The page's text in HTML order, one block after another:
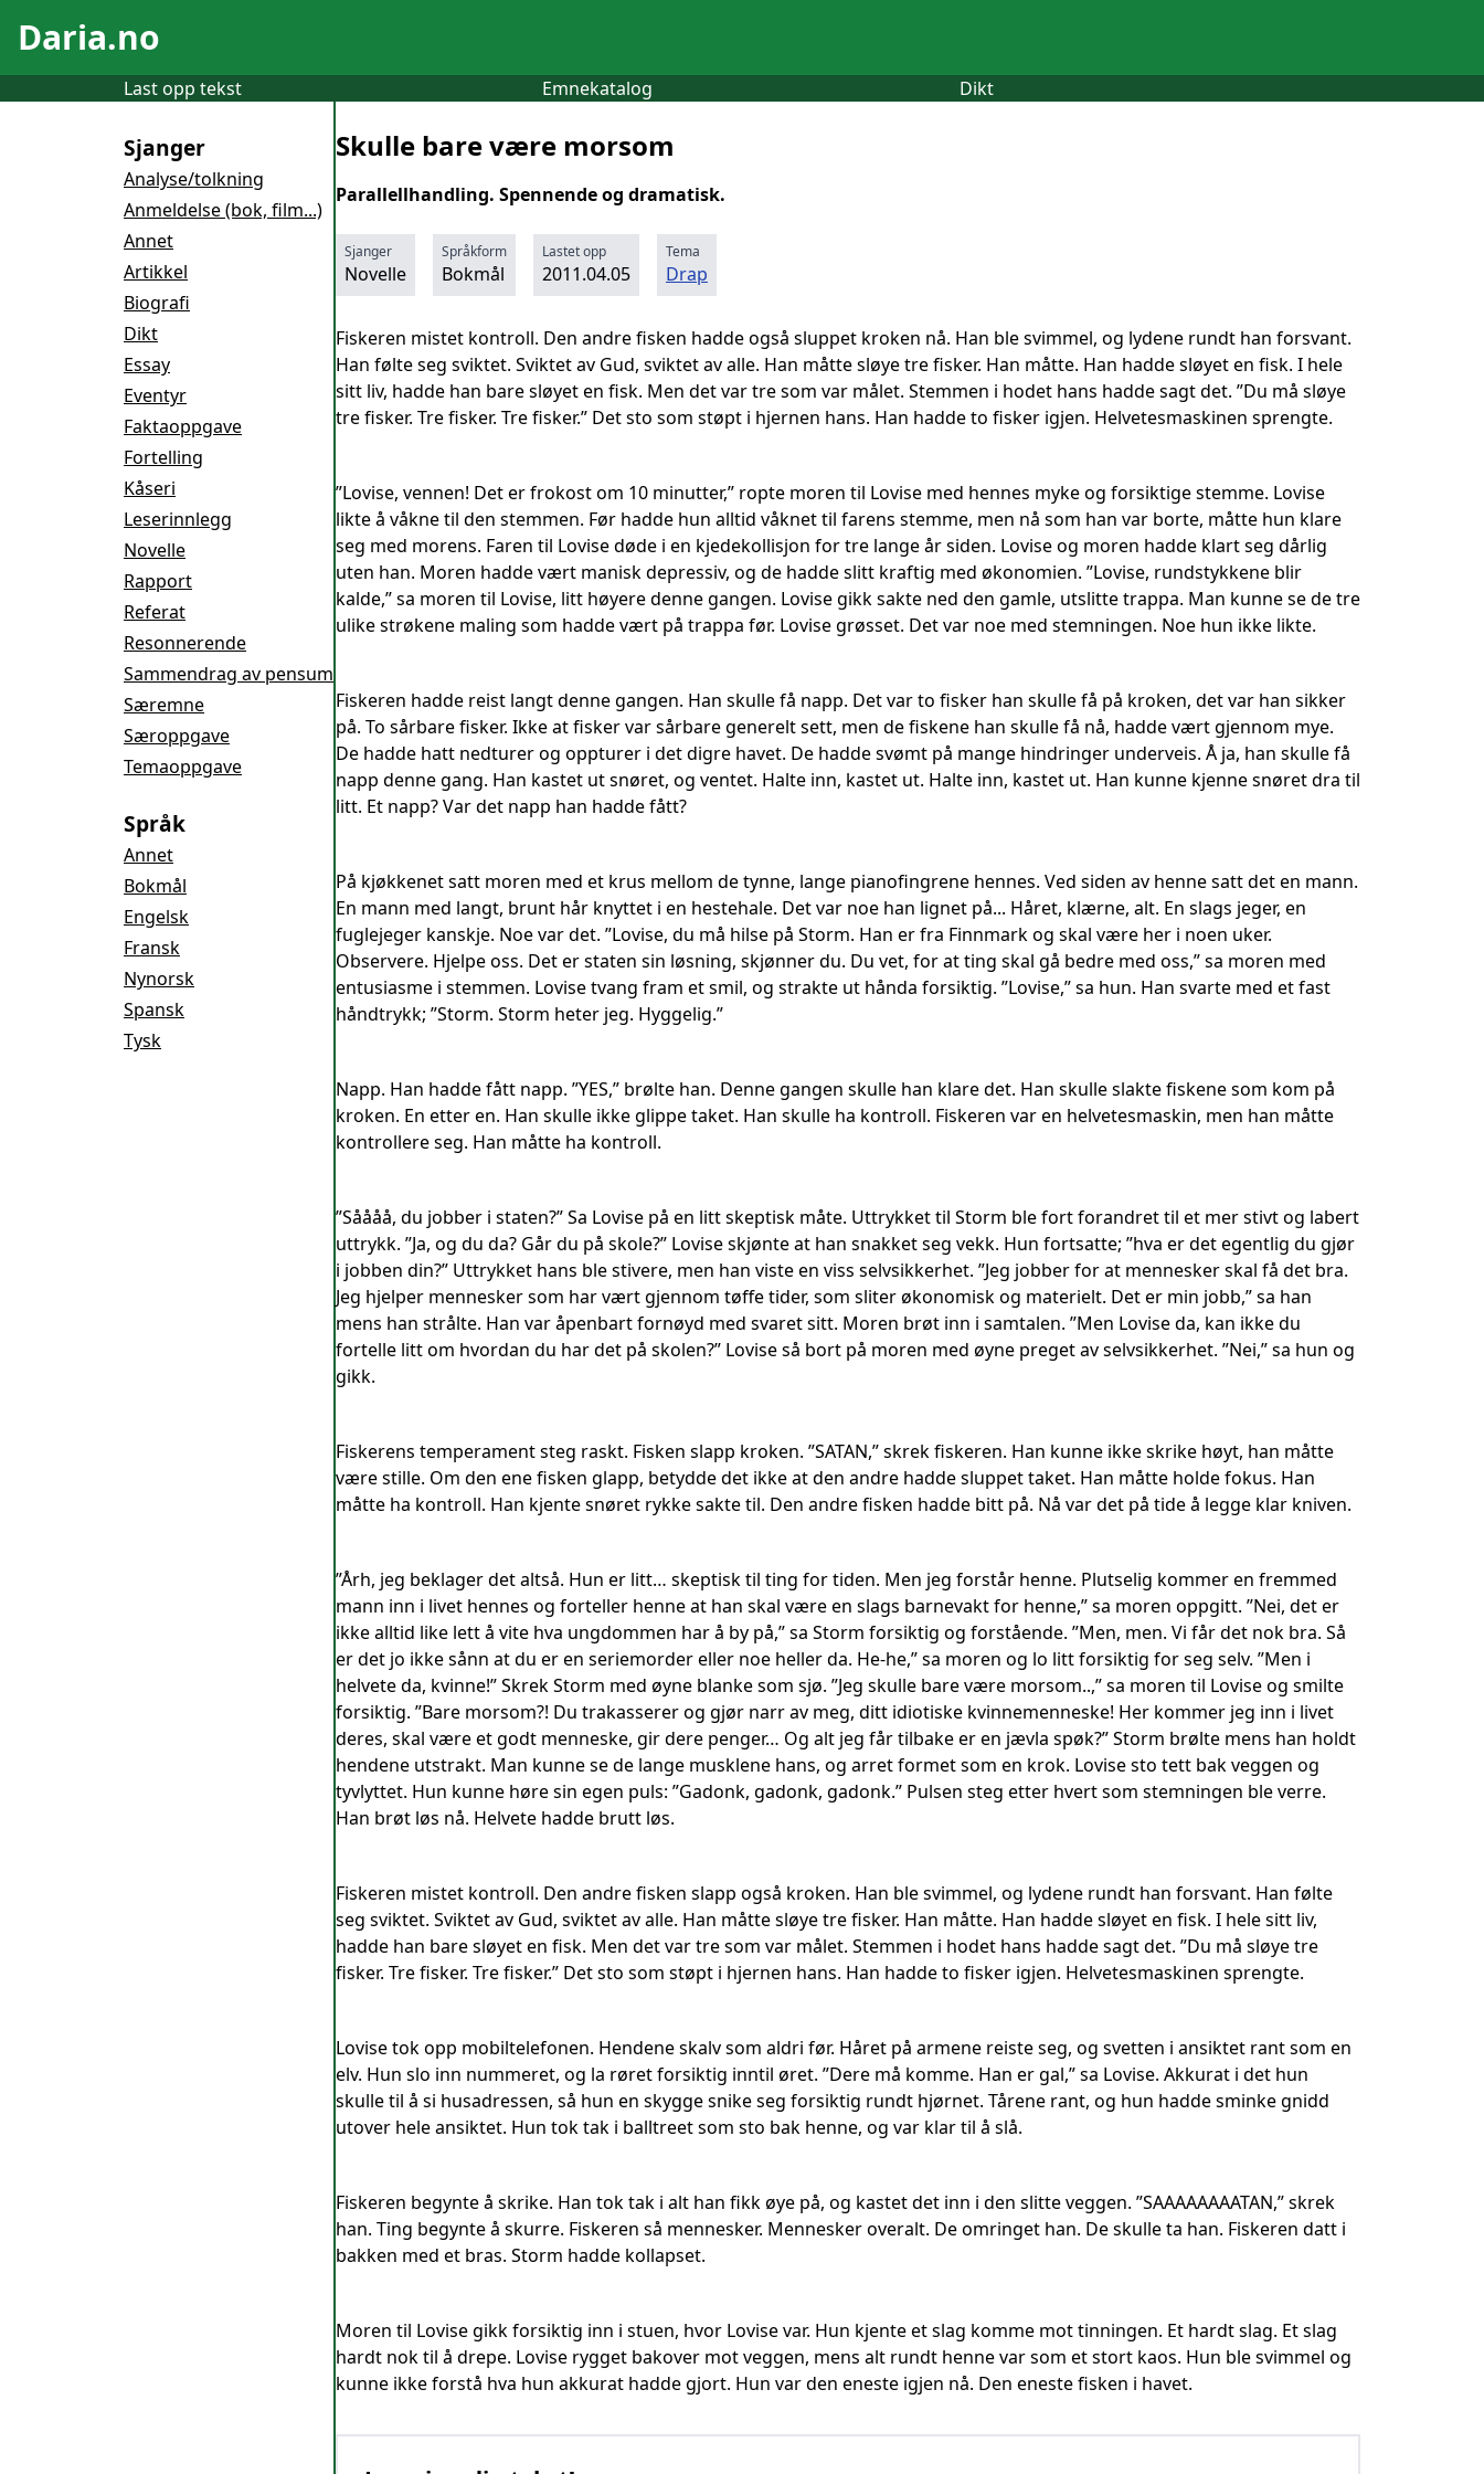
Daria.no
Last opp tekst Emnekatalog Dikt
Sjanger
Analyse/tolkning
Anmeldelse (bok, film...)
Annet
Artikkel
Biografi
Dikt
Essay
Eventyr
Faktaoppgave
Fortelling
Kåseri
Leserinnlegg
Novelle
Rapport
Referat
Resonnerende
Sammendrag av pensum
Særemne
Særoppgave
Temaoppgave
Språk
Annet
Bokmål
Engelsk
Fransk
Nynorsk
Spansk
Tysk
Skulle bare være morsom
Parallellhandling. Spennende og dramatisk.
Sjanger
Novelle
Språkform
Bokmål
Lastet opp
2011.04.05
Tema
Drap
Fiskeren mistet kontroll. Den andre fisken hadde også sluppet kroken nå. Han ble svimmel, og lydene rundt han forsvant.
Han følte seg sviktet. Sviktet av Gud, sviktet av alle. Han måtte sløye tre fisker. Han måtte. Han hadde sløyet en fisk. I hele
sitt liv, hadde han bare sløyet en fisk. Men det var tre som var målet. Stemmen i hodet hans hadde sagt det. ”Du må sløye
tre fisker. Tre fisker. Tre fisker.” Det sto som støpt i hjernen hans. Han hadde to fisker igjen. Helvetesmaskinen sprengte.
”Lovise, vennen! Det er frokost om 10 minutter,” ropte moren til Lovise med hennes myke og forsiktige stemme. Lovise
likte å våkne til den stemmen. Før hadde hun alltid våknet til farens stemme, men nå som han var borte, måtte hun klare
seg med morens. Faren til Lovise døde i en kjedekollisjon for tre lange år siden. Lovise og moren hadde klart seg dårlig
uten han. Moren hadde vært manisk depressiv, og de hadde slitt kraftig med økonomien. ”Lovise, rundstykkene blir
kalde,” sa moren til Lovise, litt høyere denne gangen. Lovise gikk sakte ned den gamle, utslitte trappa. Man kunne se de tre
ulike strøkene maling som hadde vært på trappa før. Lovise grøsset. Det var noe med stemningen. Noe hun ikke likte.
Fiskeren hadde reist langt denne gangen. Han skulle få napp. Det var to fisker han skulle få på kroken, det var han sikker
på. To sårbare fisker. Ikke at fisker var sårbare generelt sett, men de fiskene han skulle få nå, hadde vært gjennom mye.
De hadde hatt nedturer og oppturer i det digre havet. De hadde svømt på mange hindringer underveis. Å ja, han skulle få
napp denne gang. Han kastet ut snøret, og ventet. Halte inn, kastet ut. Halte inn, kastet ut. Han kunne kjenne snøret dra til
litt. Et napp? Var det napp han hadde fått?
På kjøkkenet satt moren med et krus mellom de tynne, lange pianofingrene hennes. Ved siden av henne satt det en mann.
En mann med langt, brunt hår knyttet i en hestehale. Det var noe han lignet på... Håret, klærne, alt. En slags jeger, en
fuglejeger kanskje. Noe var det. ”Lovise, du må hilse på Storm. Han er fra Finnmark og skal være her i noen uker.
Observere. Hjelpe oss. Det er staten sin løsning, skjønner du. Du vet, for at ting skal gå bedre med oss,” sa moren med
entusiasme i stemmen. Lovise tvang fram et smil, og strakte ut hånda forsiktig. ”Lovise,” sa hun. Han svarte med et fast
håndtrykk; ”Storm. Storm heter jeg. Hyggelig.”
Napp. Han hadde fått napp. ”YES,” brølte han. Denne gangen skulle han klare det. Han skulle slakte fiskene som kom på
kroken. En etter en. Han skulle ikke glippe taket. Han skulle ha kontroll. Fiskeren var en helvetesmaskin, men han måtte
kontrollere seg. Han måtte ha kontroll.
”Såååå, du jobber i staten?” Sa Lovise på en litt skeptisk måte. Uttrykket til Storm ble fort forandret til et mer stivt og labert
uttrykk. ”Ja, og du da? Går du på skole?” Lovise skjønte at han snakket seg vekk. Hun fortsatte; ”hva er det egentlig du gjør
i jobben din?” Uttrykket hans ble stivere, men han viste en viss selvsikkerhet. ”Jeg jobber for at mennesker skal få det bra.
Jeg hjelper mennesker som har vært gjennom tøffe tider, som sliter økonomisk og materielt. Det er min jobb,” sa han
mens han strålte. Han var åpenbart fornøyd med svaret sitt. Moren brøt inn i samtalen. ”Men Lovise da, kan ikke du
fortelle litt om hvordan du har det på skolen?” Lovise så bort på moren med øyne preget av selvsikkerhet. ”Nei,” sa hun og
gikk.
Fiskerens temperament steg raskt. Fisken slapp kroken. ”SATAN,” skrek fiskeren. Han kunne ikke skrike høyt, han måtte
være stille. Om den ene fisken glapp, betydde det ikke at den andre hadde sluppet taket. Han måtte holde fokus. Han
måtte ha kontroll. Han kjente snøret rykke sakte til. Den andre fisken hadde bitt på. Nå var det på tide å legge klar kniven.
”Årh, jeg beklager det altså. Hun er litt… skeptisk til ting for tiden. Men jeg forstår henne. Plutselig kommer en fremmed
mann inn i livet hennes og forteller henne at han skal være en slags barnevakt for henne,” sa moren oppgitt. ”Nei, det er
ikke alltid like lett å vite hva ungdommen har å by på,” sa Storm forsiktig og forstående. ”Men, men. Vi får det nok bra. Så
er det jo ikke sånn at du er en seriemorder eller noe heller da. He-he,” sa moren og lo litt forsiktig for seg selv. ”Men i
helvete da, kvinne!” Skrek Storm med øyne blanke som sjø. ”Jeg skulle bare være morsom..,” sa moren til Lovise og smilte
forsiktig. ”Bare morsom?! Du trakasserer og gjør narr av meg, ditt idiotiske kvinnemenneske! Her kommer jeg inn i livet
deres, skal være et godt menneske, gir dere penger… Og alt jeg får tilbake er en jævla spøk?” Storm brølte mens han holdt
hendene utstrakt. Man kunne se de lange musklene hans, og arret formet som en krok. Lovise sto tett bak veggen og
tyvlyttet. Hun kunne høre sin egen puls: ”Gadonk, gadonk, gadonk.” Pulsen steg etter hvert som stemningen ble verre.
Han brøt løs nå. Helvete hadde brutt løs.
Fiskeren mistet kontroll. Den andre fisken slapp også kroken. Han ble svimmel, og lydene rundt han forsvant. Han følte
seg sviktet. Sviktet av Gud, sviktet av alle. Han måtte sløye tre fisker. Han måtte. Han hadde sløyet en fisk. I hele sitt liv,
hadde han bare sløyet en fisk. Men det var tre som var målet. Stemmen i hodet hans hadde sagt det. ”Du må sløye tre
fisker. Tre fisker. Tre fisker.” Det sto som støpt i hjernen hans. Han hadde to fisker igjen. Helvetesmaskinen sprengte.
Lovise tok opp mobiltelefonen. Hendene skalv som aldri før. Håret på armene reiste seg, og svetten i ansiktet rant som en
elv. Hun slo inn nummeret, og la røret forsiktig inntil øret. ”Dere må komme. Han er gal,” sa Lovise. Akkurat i det hun
skulle til å si husadressen, så hun en skygge snike seg forsiktig rundt hjørnet. Tårene rant, og hun hadde sminke gnidd
utover hele ansiktet. Hun tok tak i balltreet som sto bak henne, og var klar til å slå.
Fiskeren begynte å skrike. Han tok tak i alt han fikk øye på, og kastet det inn i den slitte veggen. ”SAAAAAAAATAN,” skrek
han. Ting begynte å skurre. Fiskeren så mennesker. Mennesker overalt. De omringet han. De skulle ta han. Fiskeren datt i
bakken med et bras. Storm hadde kollapset.
Moren til Lovise gikk forsiktig inn i stuen, hvor Lovise var. Hun kjente et slag komme mot tinningen. Et hardt slag. Et slag
hardt nok til å drepe. Lovise rygget bakover mot veggen, mens alt rundt henne var som et stort kaos. Hun ble svimmel og
kunne ikke forstå hva hun akkurat hadde gjort. Hun var den eneste igjen nå. Den eneste fisken i havet.